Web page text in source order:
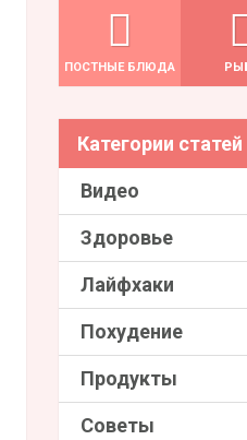
ПОСТНЫЕ БЛЮДА
Категории статей
Видео
Здоровье
Лайфхаки
Похудение
Продукты
Советы